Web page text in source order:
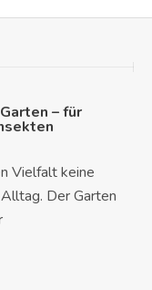
– für
Vielfalt keine
Der Garten